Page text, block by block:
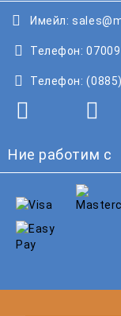
Имейл:
Телефон:
Телефон:
Ние работим с